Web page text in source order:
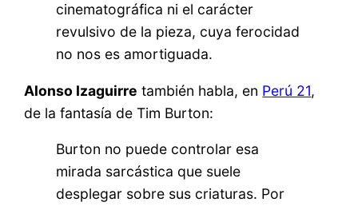
cinematográfica ni el carácter
revulsivo de la pieza, cuya ferocidad
no nos es amortiguada.
Alonso Izaguirre también habla, en Perú 21,
de la fantasía de Tim Burton:
Burton no puede controlar esa
mirada sarcástica que suele
desplegar sobre sus criaturas. Por